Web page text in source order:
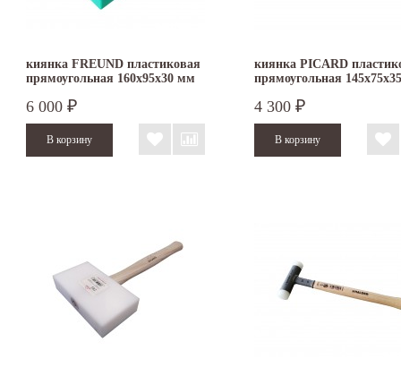
киянка FREUND пластиковая
прямоугольная 160х95х30 мм
6 000 ₽
киянка PICARD
прямоугольная
4 300 ₽